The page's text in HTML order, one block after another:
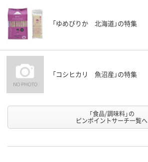
「ゆめぴりか 北海道」の特集
「コシヒカリ 魚沼産」の特集
「食品/調味料」の
ピンポイントサーチ一覧へ